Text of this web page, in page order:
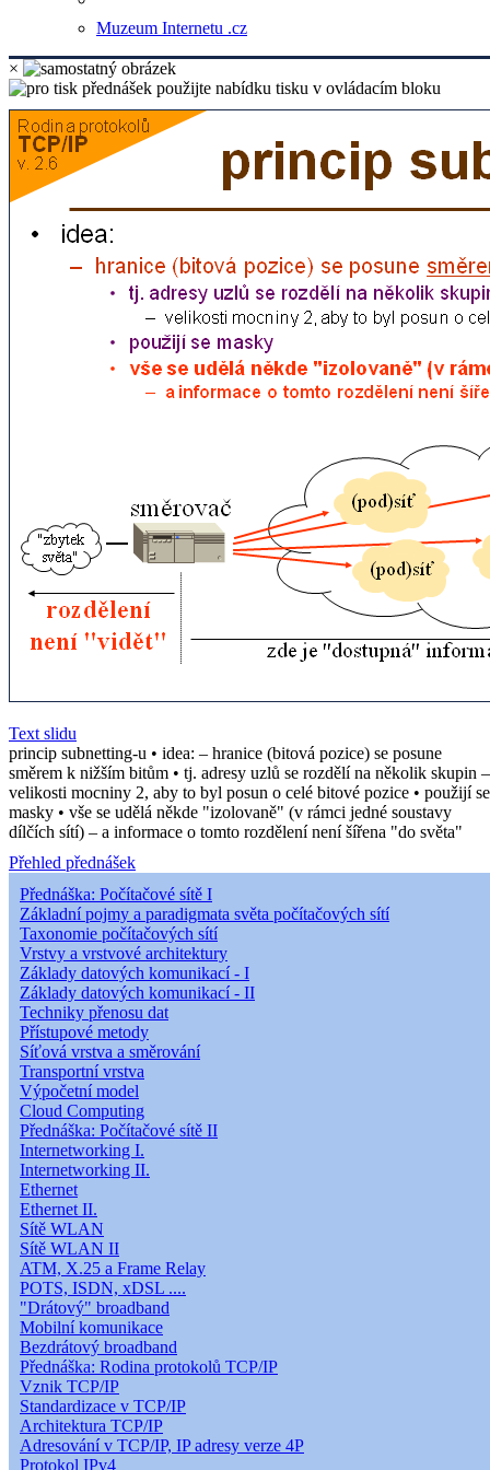
Muzeum Internetu .cz
×
Text slidu
princip subnetting-u • idea: – hranice (bitová pozice) se posune
směrem k nižším bitům • tj. adresy uzlů se rozdělí na několik skupin –
velikosti mocniny 2, aby to byl posun o celé bitové pozice • použijí se
masky • vše se udělá někde "izolovaně" (v rámci jedné soustavy
dílčích sítí) – a informace o tomto rozdělení není šířena "do světa"
Přehled přednášek
Přednáška: Počítačové sítě I
Základní pojmy a paradigmata světa počítačových sítí
Taxonomie počítačových sítí
Vrstvy a vrstvové architektury
Základy datových komunikací - I
Základy datových komunikací - II
Techniky přenosu dat
Přístupové metody
Síťová vrstva a směrování
Transportní vrstva
Výpočetní model
Cloud Computing
Přednáška: Počítačové sítě II
Internetworking I.
Internetworking II.
Ethernet
Ethernet II.
Sítě WLAN
Sítě WLAN II
ATM, X.25 a Frame Relay
POTS, ISDN, xDSL ....
"Drátový" broadband
Mobilní komunikace
Bezdrátový broadband
Přednáška: Rodina protokolů TCP/IP
Vznik TCP/IP
Standardizace v TCP/IP
Architektura TCP/IP
Adresování v TCP/IP, IP adresy verze 4P
Protokol IPv4